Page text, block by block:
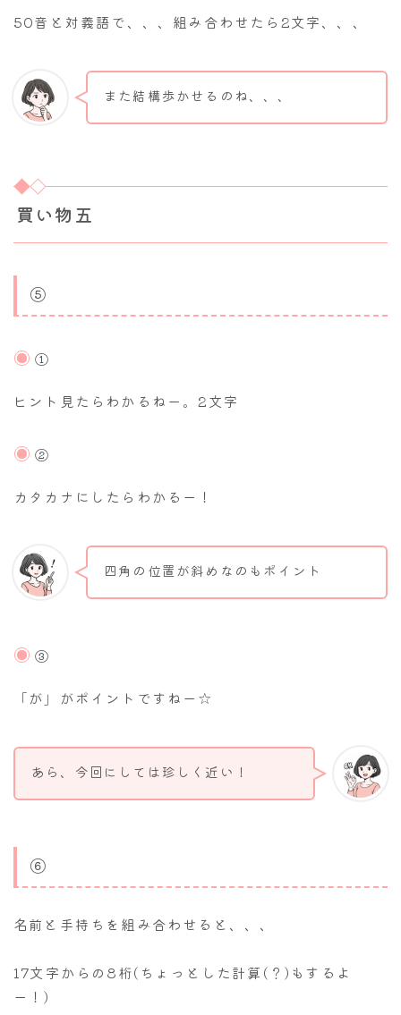
50音と対義語で、、、組み合わせたら2文字、、、
また結構歩かせるのね、、、
買い物五
⑤
①
ヒント見たらわかるねー。2文字
②
カタカナにしたらわかるー！
四角の位置が斜めなのもポイント
③
「が」がポイントですねー☆
あら、今回にしては珍しく近い！
⑥
名前と手持ちを組み合わせると、、、
17文字からの8桁(ちょっとした計算(？)もするよ
ー！)